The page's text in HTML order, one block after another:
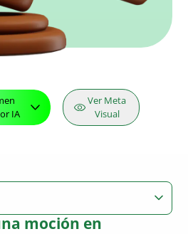
IA
Ver Meta
Visual
en términos legales?
moción en